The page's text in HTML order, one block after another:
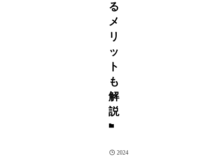
る
メ
リ
ッ
ト
も
解
説
2024